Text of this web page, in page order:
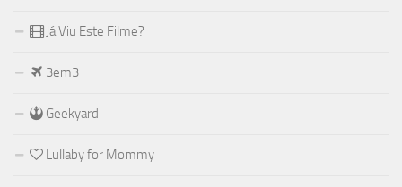
Já Viu Este Filme?
3em3
Geekyard
Lullaby for Mommy